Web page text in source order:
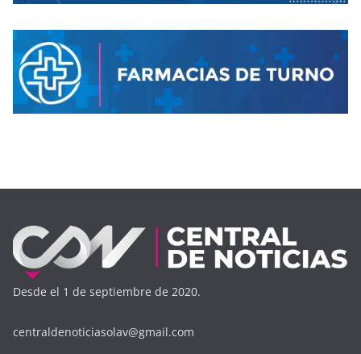
Desde el 1 de septiembre de 2020.
centraldenoticiasolav@gmail.com